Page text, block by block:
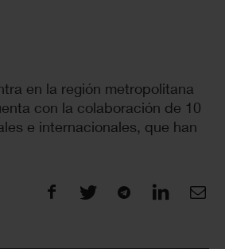
en la región metropolitana
con la colaboración de 10
e internacionales, que han